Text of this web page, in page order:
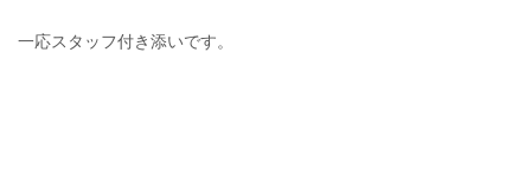
一応スタッフ付き添いです。